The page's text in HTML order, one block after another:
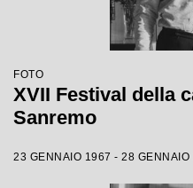
FOTO
XVII Festival della
Sanremo
23 GENNAIO 1967 - 28 GENNAIO